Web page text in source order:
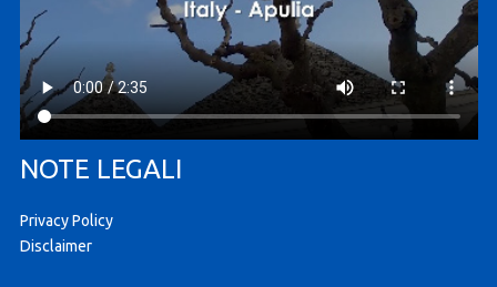
NOTE LEGALI
Privacy Policy
Disclaimer